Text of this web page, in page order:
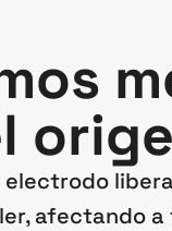
electrodo
afectando